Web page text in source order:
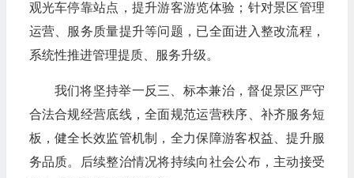
观光车停靠站点，提升游客游览体验；针对景区管理
运营、服务质量提升等问题，已全面进入整改流程，
系统性推进管理提质、服务升级。
我们将坚持举一反三、标本兼治，督促景区严守
合法合规经营底线，全面规范运营秩序、补齐服务短
板，健全长效监管机制，全力保障游客权益、提升服
务品质。后续整治情况将持续向社会公布，主动接受